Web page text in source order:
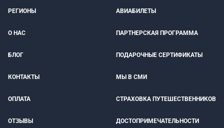
РЕГИОНЫ АВИАБИЛЕТЫ
О НАС ПАРТНЕРСКАЯ ПРОГРАММА
БЛОГ ПОДАРОЧНЫЕ СЕРТИФИКАТЫ
КОНТАКТЫ МЫ В СМИ
ОПЛАТА СТРАХОВКА ПУТЕШЕСТВЕННИКОВ
ОТЗЫВЫ ДОСТОПРИМЕЧАТЕЛЬНОСТИ